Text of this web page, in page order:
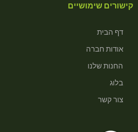
קישורים שימושיים
דף הבית
אודות חברה
החנות שלנו
בלוג
צור קשר